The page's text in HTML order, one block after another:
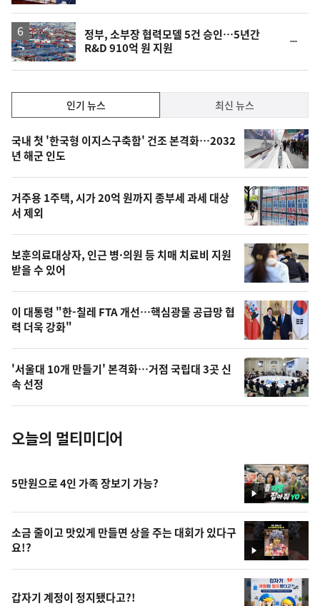
정부, 소부장 협력모델 5건 승인…5년간
R&D 910억 원 지원
일
기,
최
신,
오
늘
의
영
상
오
늘
의
사
진
인기 뉴스 최신 뉴스
기
뉴
스
국내 첫 '한국형 이지스구축함' 건조 본격화…2032
년 해군 인도
거주용 1주택, 시가 20억 원까지 종부세 과세 대상
서 제외
보훈의료대상자, 인근 병·의원 등 치매 치료비 지원
받을 수 있어
이 대통령 "한-칠레 FTA 개선…핵심광물 공급망 협
력 더욱 강화"
'서울대 10개 만들기' 본격화…거점 국립대 3곳 신
속 선정
오늘의 멀티미디어
영
상
5만원으로 4인 가족 장보기 가능?
영
상
소금 줄이고 맛있게 만들면 상을 주는 대회가 있다구
요!?
갑자기 계정이 정지됐다고?!